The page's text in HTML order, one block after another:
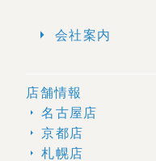
arrow_right 会社案内
店舗情報
arrow_right 名古屋店
arrow_right 京都店
arrow_right 札幌店